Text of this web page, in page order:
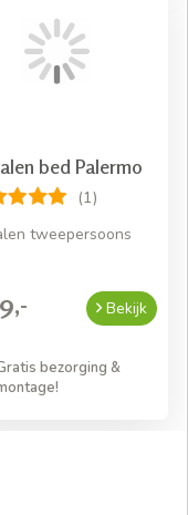
bed Palermo
(1)
tweepersoons
Bekijk
bezorging &